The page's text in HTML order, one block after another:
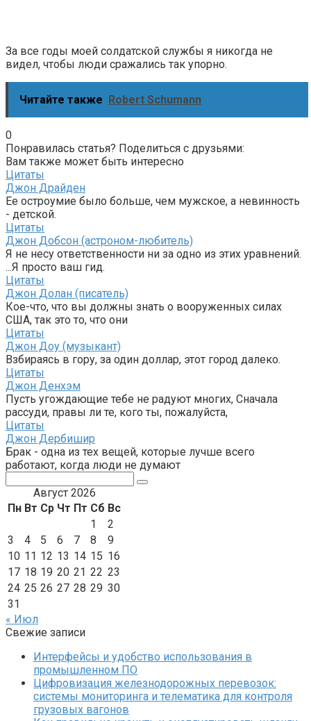
За все годы моей солдатской службы я никогда не
видел, чтобы люди сражались так упорно.
Читайте также Robert Schumann
0
Понравилась статья? Поделиться с друзьями:
Вам также может быть интересно
Цитаты
Джон Драйден
Ее остроумие было больше, чем мужское, а невинность
- детской.
Цитаты
Джон Добсон (астроном-любитель)
Я не несу ответственности ни за одно из этих уравнений.
...Я просто ваш гид.
Цитаты
Джон Долан (писатель)
Кое-что, что вы должны знать о вооруженных силах
США, так это то, что они
Цитаты
Джон Доу (музыкант)
Взбираясь в гору, за один доллар, этот город далеко.
Цитаты
Джон Денхэм
Пусть угождающие тебе не радуют многих, Сначала
рассуди, правы ли те, кого ты, пожалуйста,
Цитаты
Джон Дербишир
Брак - одна из тех вещей, которые лучше всего
работают, когда люди не думают
Август 2026
Пн Вт Ср Чт Пт Сб Вс
1
2
3
4 5 6 7 8
9
10 11 12 13 14 15 16
17 18 19 20 21 22 23
24 25 26 27 28 29 30
31
« Июл
Свежие записи
Интерфейсы и удобство использования в
промышленном ПО
Цифровизация железнодорожных перевозок:
системы мониторинга и телематика для контроля
грузовых вагонов